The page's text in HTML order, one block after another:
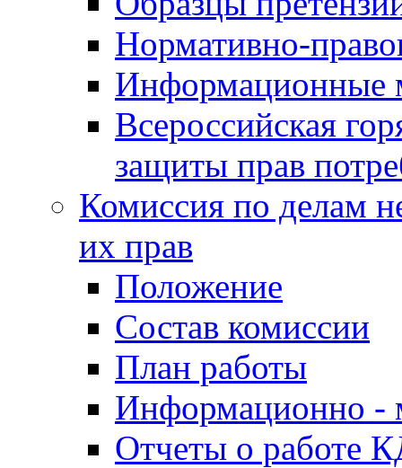
Нормативно-
Информационные
Всероссийская
защиты прав
Комиссия по делам
их прав
Положение
Состав комиссии
План работы
Информационно -
Отчеты о работе